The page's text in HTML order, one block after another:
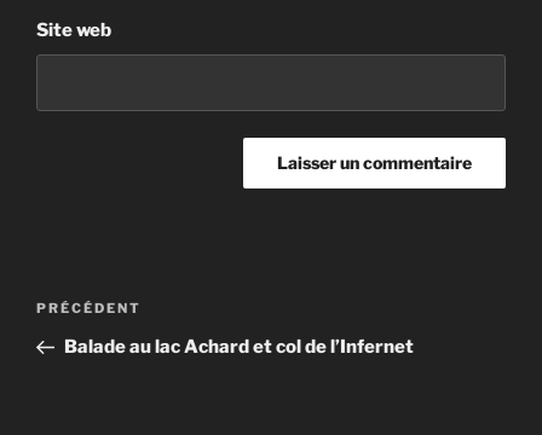
Site web
Navigation
l’article
Article
précédent
PRÉCÉDENT
Balade au lac Achard et col de l’Infernet